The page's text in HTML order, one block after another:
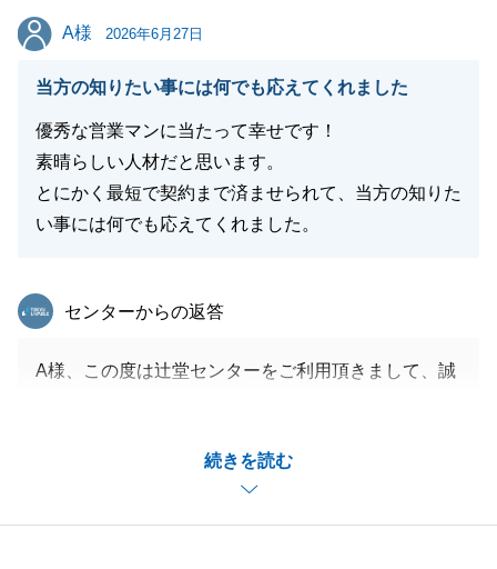
ましたら、いつでもお気軽にお声がけいただけますと
幸いです。
A様
A様 2026年6月27日
当方の知りたい事には何でも応えてくれました
優秀な営業マンに当たって幸せです！
素晴らしい人材だと思います。
とにかく最短で契約まで済ませられて、当方の知りた
い事には何でも応えてくれました。
続きを読む
東急リバブル
センターからの返答
A様、この度は辻堂センターをご利用頂きまして、誠
う間でしたが、無事にお引渡しまで終えることがで
私も安堵しております。